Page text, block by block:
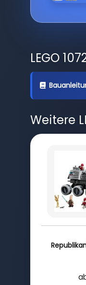
LEGO
Weitere